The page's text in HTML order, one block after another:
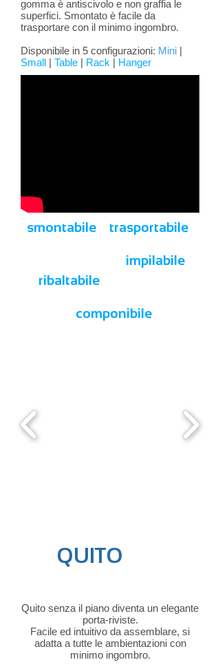
gomma è antiscivolo e non graffia le
superfici. Smontato è facile da
trasportare con il minimo ingombro.
Disponibile in 5 configurazioni: Mini |
Small | Table | Rack | Hanger
smontabile trasportabile
impilabile
ribaltabile
componibile
QUITO
Quito senza il piano diventa un elegante
porta-riviste.
Facile ed intuitivo da assemblare, si
adatta a tutte le ambientazioni con
minimo ingombro.